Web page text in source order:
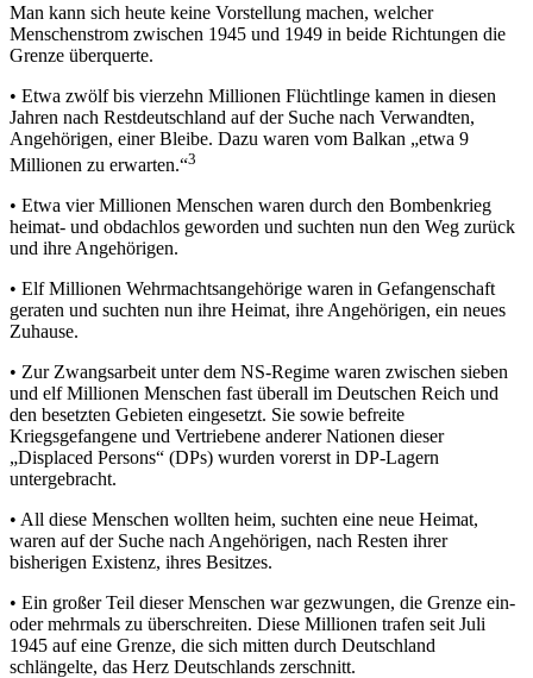
Man kann sich heute keine Vorstellung machen, welcher
Menschenstrom zwischen 1945 und 1949 in beide Richtungen die
Grenze überquerte.
• Etwa zwölf bis vierzehn Millionen Flüchtlinge kamen in diesen
Jahren nach Restdeutschland auf der Suche nach Verwandten,
Angehörigen, einer Bleibe. Dazu waren vom Balkan „etwa 9
Millionen zu erwarten.“3
• Etwa vier Millionen Menschen waren durch den Bombenkrieg
heimat- und obdachlos geworden und suchten nun den Weg zurück
und ihre Angehörigen.
• Elf Millionen Wehrmachtsangehörige waren in Gefangenschaft
geraten und suchten nun ihre Heimat, ihre Angehörigen, ein neues
Zuhause.
• Zur Zwangsarbeit unter dem NS-Regime waren zwischen sieben
und elf Millionen Menschen fast überall im Deutschen Reich und
den besetzten Gebieten eingesetzt. Sie sowie befreite
Kriegsgefangene und Vertriebene anderer Nationen dieser
„Displaced Persons“ (DPs) wurden vorerst in DP-Lagern
untergebracht.
• All diese Menschen wollten heim, suchten eine neue Heimat,
waren auf der Suche nach Angehörigen, nach Resten ihrer
bisherigen Existenz, ihres Besitzes.
• Ein großer Teil dieser Menschen war gezwungen, die Grenze ein-
oder mehrmals zu überschreiten. Diese Millionen trafen seit Juli
1945 auf eine Grenze, die sich mitten durch Deutschland
schlängelte, das Herz Deutschlands zerschnitt.